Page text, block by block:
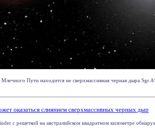
Пути находится не сверхмассивная черная дыра Sgr
оказаться слиянием сверхмассивных черных дыр
с решеткой на австралийском квадратном километре